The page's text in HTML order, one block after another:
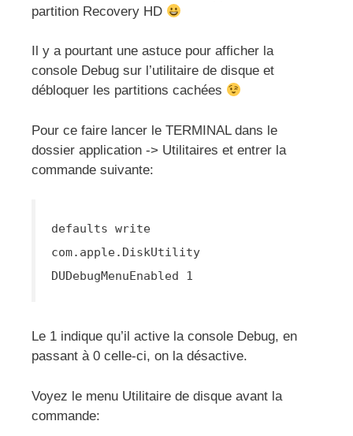
partition Recovery HD
Il y a pourtant une astuce pour afficher la
console Debug sur l’utilitaire de disque et
débloquer les partitions cachées
Pour ce faire lancer le TERMINAL dans le
dossier application -> Utilitaires et entrer la
commande suivante:
defaults write
com.apple.DiskUtility
DUDebugMenuEnabled 1
Le 1 indique qu’il active la console Debug, en
passant à 0 celle-ci, on la désactive.
Voyez le menu Utilitaire de disque avant la
commande: